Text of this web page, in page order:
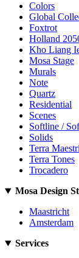
Colors
Global
Foxtrot
Holland
Kho Liang
Mosa Stage
Murals
Note
Quartz
Residential
Scenes
Softline /
Solids
Terra
Terra Tones
Trocadero
Mosa Design
Maastricht
Amsterdam
Services